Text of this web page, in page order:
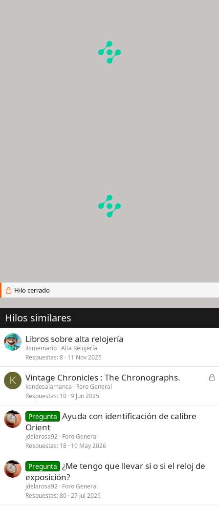
Hilo cerrado
Hilos similares
Libros sobre alta relojería
itsmemario Alta Relojería
Respuestas 8 11 Nov 2025
K
C
r
Vintage Chronicles : The Chronographs.
kendosalamanca
Foro General
Respuestas 10 9 Jun 2025
Pregunta Ayuda con identificación de calibre
Orient
jdelarosa92 Foro General
Respuestas 18 10 May 2026
Pregunta ¿Me tengo que llevar si o si el reloj de
exposición?
jdelarosa92 Foro General
Respuestas 80 27 Jul 2026